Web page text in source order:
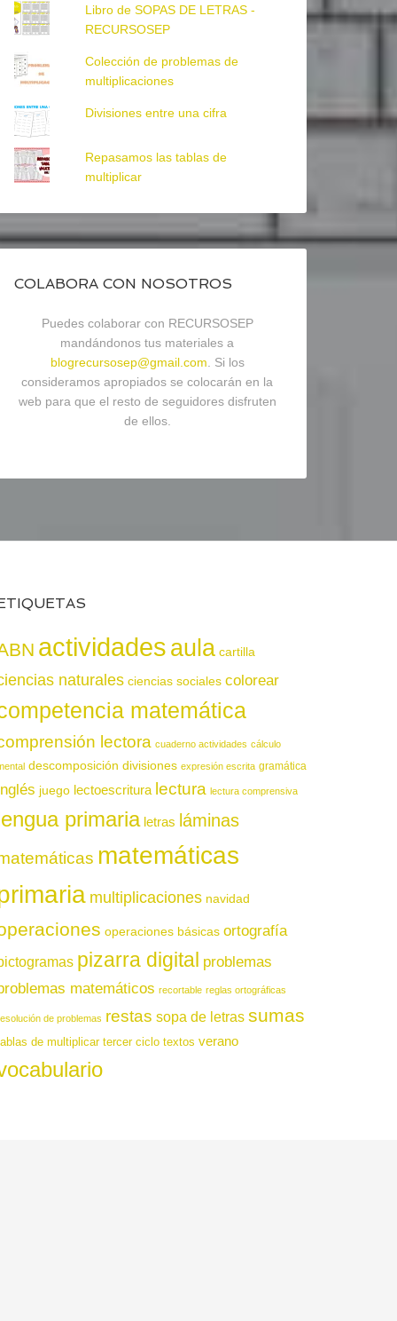
Libro de SOPAS DE LETRAS -
RECURSOSEP
Colección de problemas de
multiplicaciones
Divisiones entre una cifra
Repasamos las tablas de
multiplicar
COLABORA CON NOSOTROS
Puedes colaborar con RECURSOSEP
mandándonos tus materiales a
blogrecursosep@gmail.com . Si los
consideramos apropiados se colocarán en la
web para que el resto de seguidores disfruten
de ellos.
actividadesaula cartilla
naturales ciencias sociales colorear
matemática
lectora cuaderno actividades cálculo
descomposición divisiones expresión escrita gramática
juego lectoescritura lectura lectura comprensiva
primaria letras láminas
matemáticas
multiplicaciones navidad
operaciones básicas ortografía
pizarra digital problemas
matemáticos recortable reglas ortográficas
de problemas restas sopa de letras sumas
de multiplicar tercer ciclo textos verano